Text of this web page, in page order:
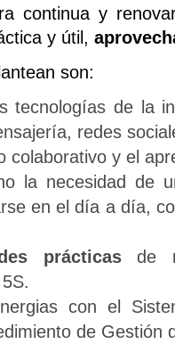
continua y
y útil,
son:
tecnologías de la
redes
colaborativo y el
la necesidad de
en el día a día,
prácticasde
con el
de Gestión